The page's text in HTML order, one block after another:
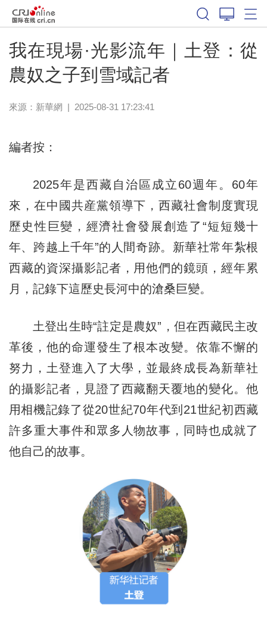
我在現場·光影流年｜土登：從
農奴之子到雪域記者
來源： 新華網 | 2025-08-31 17:23:41
編者按：
2025年是西藏自治區成立60週年。60年
來，在中國共産黨領導下，西藏社會制度實現
歷史性巨變，經濟社會發展創造了“短短幾十
年、跨越上千年”的人間奇跡。新華社常年紮根
西藏的資深攝影記者，用他們的鏡頭，經年累
月，記錄下這歷史長河中的滄桑巨變。
土登出生時“註定是農奴”，但在西藏民主改
革後，他的命運發生了根本改變。依靠不懈的
努力，土登進入了大學，並最終成長為新華社
的攝影記者，見證了西藏翻天覆地的變化。他
用相機記錄了從20世紀70年代到21世紀初西藏
許多重大事件和眾多人物故事，同時也成就了
他自己的故事。